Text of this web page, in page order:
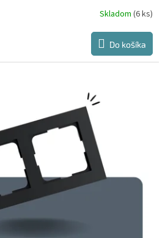
Skladom (6 ks)
Do košíka